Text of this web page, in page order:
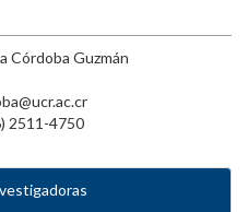
Córdoba Guzmán
2511-4750